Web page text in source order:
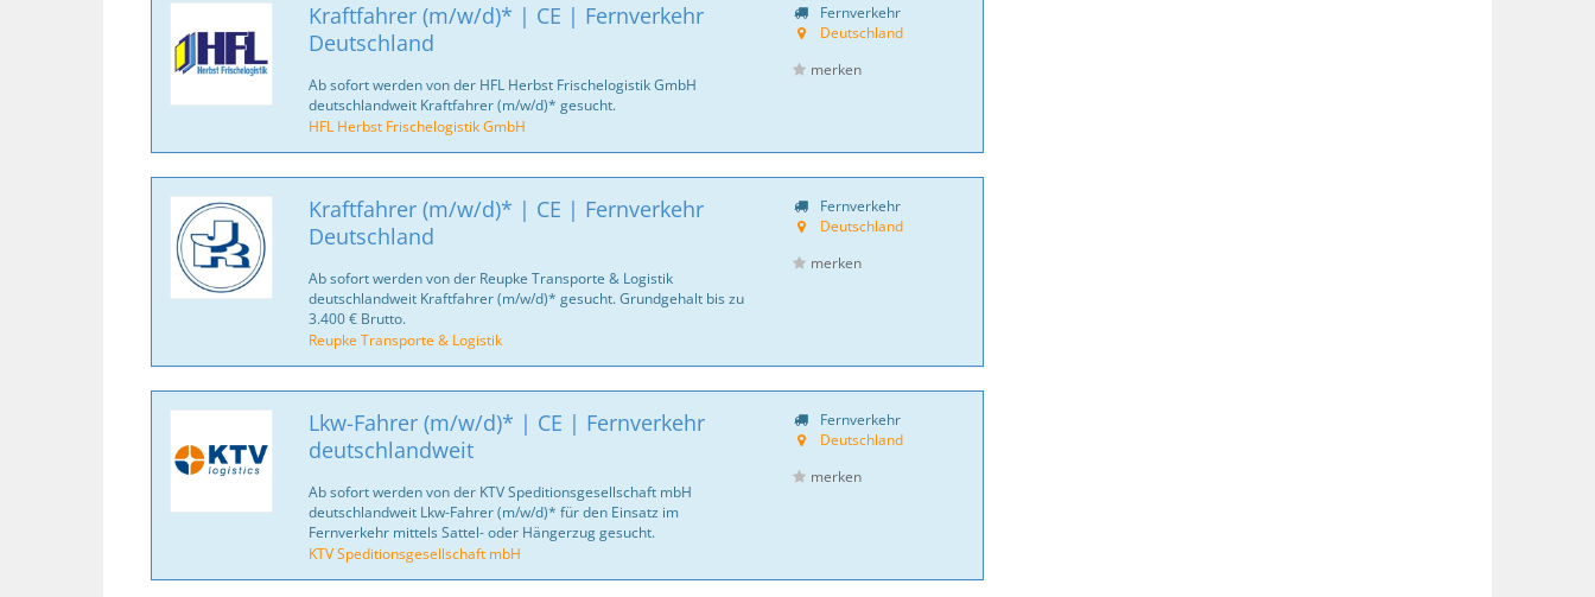
Kraftfahrer (m/w/d)* | CE | Fernverkehr
Deutschland
Ab sofort werden von der HFL Herbst Frischelogistik GmbH
deutschlandweit Kraftfahrer (m/w/d)* gesucht.
HFL Herbst Frischelogistik GmbH
Fernverkehr
Deutschland
merken
Kraftfahrer (m/w/d)* | CE | Fernverkehr
Deutschland
Ab sofort werden von der Reupke Transporte & Logistik
deutschlandweit Kraftfahrer (m/w/d)* gesucht. Grundgehalt bis zu
3.400 € Brutto.
Reupke Transporte & Logistik
Fernverkehr
Deutschland
merken
Lkw-Fahrer (m/w/d)* | CE | Fernverkehr
deutschlandweit
Ab sofort werden von der KTV Speditionsgesellschaft mbH
deutschlandweit Lkw-Fahrer (m/w/d)* für den Einsatz im
Fernverkehr mittels Sattel- oder Hängerzug gesucht.
KTV Speditionsgesellschaft mbH
Fernverkehr
Deutschland
merken